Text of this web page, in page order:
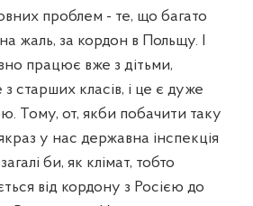
проблем - те, що багато
жаль, за кордон в Польщу. І
працює вже з дітьми,
старших класів, і це є дуже
Тому, от, якби побачити таку
у нас державна інспекція
би, як клімат, тобто
від кордону з Росією до